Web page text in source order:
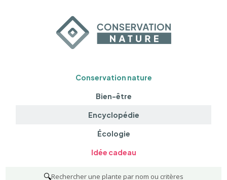
Conservation nature
Bien-être
Encyclopédie
Écologie
Idée cadeau
🔍Rechercher une plante par nom ou critères